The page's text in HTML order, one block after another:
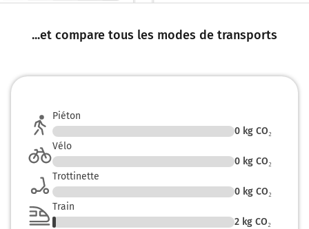
NANTES-CENTRE
Tramway
kilomètre
La Chapelle
Trans-sur-Erdre
680 km
681 km
...et compare tous les modes de transports
Piéton
0 kg CO₂
Vélo
0 kg CO₂
Trottinette
0 kg CO₂
Train
2 kg CO₂